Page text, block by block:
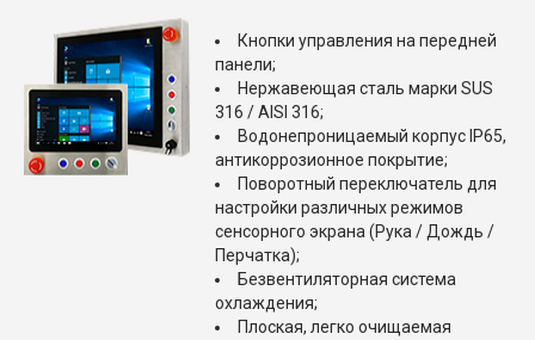
Кнопки управления на передней
панели;
Нержавеющая сталь марки SUS
316 / AISI 316;
Водонепроницаемый корпус IP65,
антикоррозионное покрытие;
Поворотный переключатель для
настройки различных режимов
сенсорного экрана (Рука / Дождь /
Перчатка);
Безвентиляторная система
охлаждения;
Плоская, легко очищаемая